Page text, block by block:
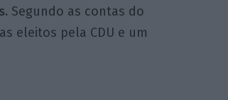
Segundo as contas do
eleitos pela CDU e um